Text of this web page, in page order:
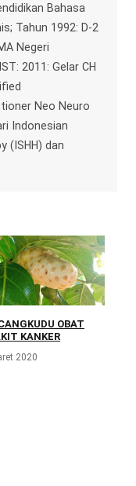
Bahasa
Tahun 1992: D-2
Negeri
2011: Gelar CH
Neo Neuro
Indonesian
(ISHH) dan
OBAT
KANKER
2020